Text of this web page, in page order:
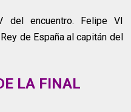
del encuentro. Felipe VI
de España al capitán del
LA FINAL